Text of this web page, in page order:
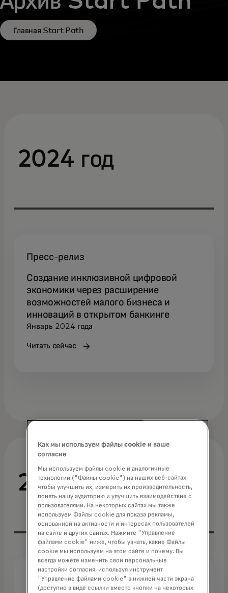
Главная Start Path
2024 год
Пресс-релиз
Создание инклюзивной цифровой
экономики через расширение
возможностей малого бизнеса и
инноваций в открытом банкинге
Январь 2024 года
Читать сейчас
2023 год
Пресс-релиз
Как мы используем файлы cookie и ваше
согласие
Мы используем файлы cookie и аналогичные
технологии ("Файлы cookie") на наших веб-сайтах,
чтобы улучшить их, измерить их производительность,
понять нашу аудиторию и улучшить взаимодействие с
пользователями. На некоторых сайтах мы также
используем Файлы cookie для показа рекламы,
основанной на активности и интересах пользователей
на сайте и других сайтах. Нажмите "Управление
файлами cookie" ниже, чтобы узнать, какие Файлы
cookie мы используем на этом сайте и почему. Вы
всегда можете изменить свои персональные
настройки согласия, используя инструмент
"Управление файлами cookie" в нижней части экрана
(доступно в виде ссылки вместо кнопки на некоторых